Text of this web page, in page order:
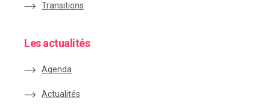
Transitions
Les actualités
Agenda
Actualités